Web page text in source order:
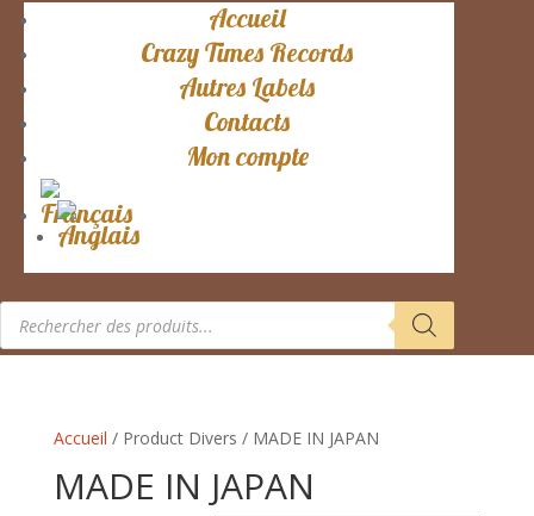
Accueil
Crazy Times Records
Autres Labels
Contacts
Mon compte
Recherche
produits
Accueil / Product Divers / MADE IN JAPAN
MADE IN JAPAN